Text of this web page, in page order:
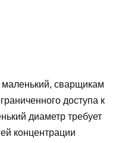
сварщикам
доступа к
диаметр требует
концентрации